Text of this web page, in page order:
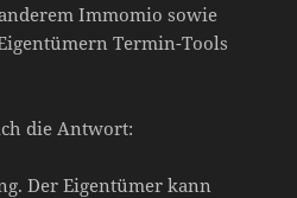
Immomio sowie
Termin-Tools
die Antwort:
Der Eigentümer kann